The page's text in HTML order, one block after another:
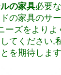
の家具必要
の家具のサ
ーズをよりよ
てください,
を期待しま